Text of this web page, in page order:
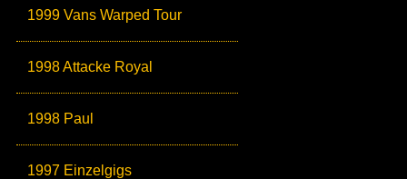
1999 Vans Warped Tour
1998 Attacke Royal
1998 Paul
1997 Einzelgigs